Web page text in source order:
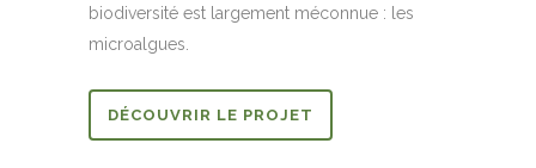
biodiversité est largement méconnue : les
microalgues.
DÉCOUVRIR LE PROJET